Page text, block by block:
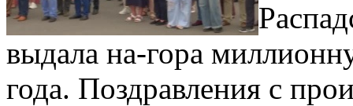
выдала на-гора
года. Поздравления с